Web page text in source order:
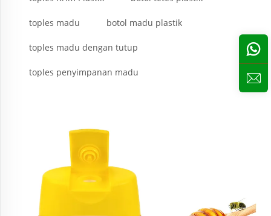
toples madu botol madu plastik
toples madu dengan tutup
toples penyimpanan madu